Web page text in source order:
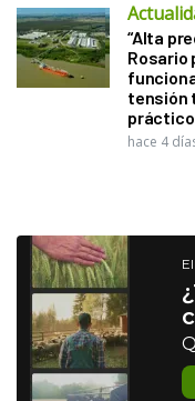
“Alta
Rosario
tensión
hace 4